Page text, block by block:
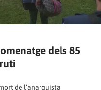
dels 85
de l’anarquista